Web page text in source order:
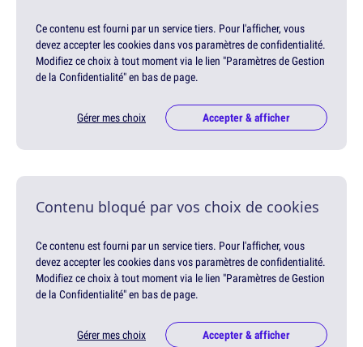
Ce contenu est fourni par un service tiers. Pour l'afficher, vous
devez accepter les cookies dans vos paramètres de confidentialité.
Modifiez ce choix à tout moment via le lien "Paramètres de Gestion
de la Confidentialité" en bas de page.
Gérer mes choix Accepter & afficher
Contenu bloqué par vos choix de cookies
Ce contenu est fourni par un service tiers. Pour l'afficher, vous
devez accepter les cookies dans vos paramètres de confidentialité.
Modifiez ce choix à tout moment via le lien "Paramètres de Gestion
de la Confidentialité" en bas de page.
Gérer mes choix Accepter & afficher